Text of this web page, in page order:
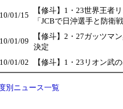
01/15
【修斗】1・23世界王者
「JCBで日沖選手と防衛
01/09
【修斗】2・27ガッツマ
決定
01/02 【修斗】1・23リオン武
別ニュース一覧